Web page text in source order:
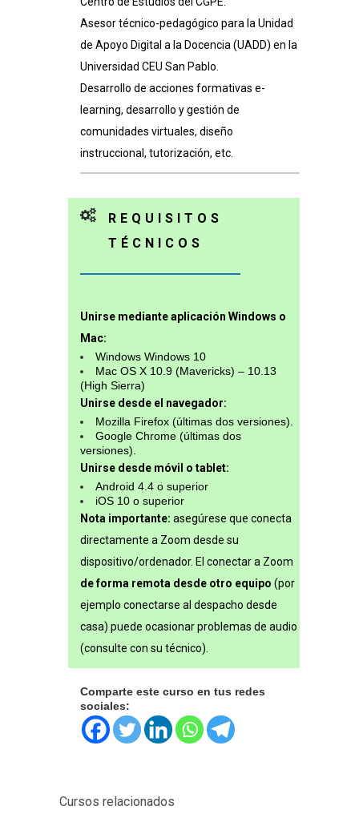
Asesor técnico-pedagógico para la Unidad
de Apoyo Digital a la Docencia (UADD) en la
Universidad CEU San Pablo.
Desarrollo de acciones formativas e-
learning, desarrollo y gestión de
comunidades virtuales, diseño
instruccional, tutorización, etc.
REQUISITOS
TÉCNICOS
Unirse mediante aplicación Windows o
Mac:
Windows Windows 10
Mac OS X 10.9 (Mavericks) – 10.13
(High Sierra)
Unirse desde el navegador:
Mozilla Firefox (últimas dos versiones).
Google Chrome (últimas dos
versiones).
Unirse desde móvil o tablet:
Android 4.4 o superior
iOS 10 o superior
Nota importante: asegúrese que conecta
directamente a Zoom desde su
dispositivo/ordenador. El conectar a Zoom
de forma remota desde otro equipo (por
ejemplo conectarse al despacho desde
casa) puede ocasionar problemas de audio
(consulte con su técnico).
Comparte este curso en tus redes
sociales:
Cursos relacionados